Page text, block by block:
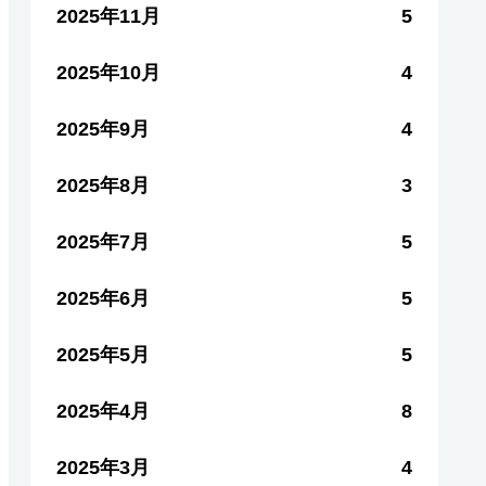
2025年11月 5
2025年10月 4
2025年9月 4
2025年8月 3
2025年7月 5
2025年6月 5
2025年5月 5
2025年4月 8
2025年3月 4